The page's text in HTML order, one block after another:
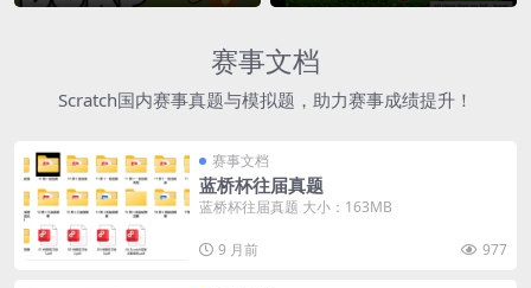
赛事文档
Scratch国内赛事真题与模拟题，助力赛事成绩提升！
赛事文档
蓝桥杯往届真题
蓝桥杯往届真题 大小：163MB
9 月前 977